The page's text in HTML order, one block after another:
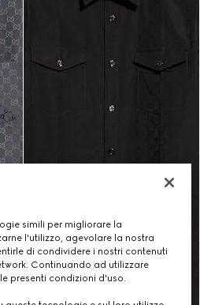
simili per migliorare la
l'utilizzo, agevolare la nostra
di condividere i nostri contenuti
Continuando ad utilizzare
presenti condizioni d'uso.